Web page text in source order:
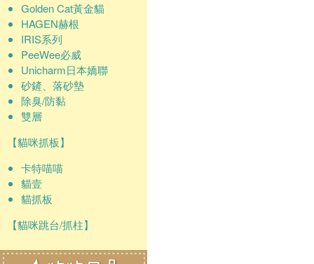
Golden Cat黃金貓
HAGEN赫根
IRIS系列
PeeWee必威
Unicharm日本嬌聯
砂鏟、落砂墊
除臭/防黏
雙層
【貓咪抓板】
卡特喵喵
貓壹
貓抓板
【貓咪跳台/抓柱】